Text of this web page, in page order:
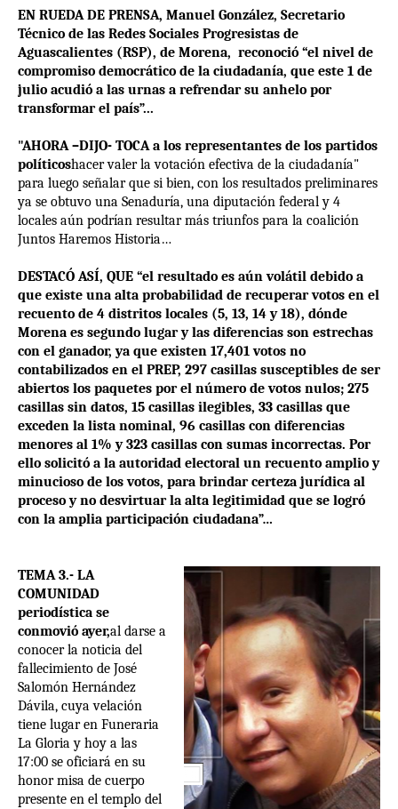
EN RUEDA DE PRENSA, Manuel González, Secretario
Técnico de las Redes Sociales Progresistas de
Aguascalientes (RSP), de Morena, reconoció “el nivel de
compromiso democrático de la ciudadanía, que este 1 de
julio acudió a las urnas a refrendar su anhelo por
transformar el país”...
"AHORA –DIJO- TOCA a los representantes de los partidos
políticoshacer valer la votación efectiva de la ciudadanía"
para luego señalar que si bien, con los resultados preliminares
ya se obtuvo una Senaduría, una diputación federal y 4
locales aún podrían resultar más triunfos para la coalición
Juntos Haremos Historia…
DESTACÓ ASÍ, QUE “el resultado es aún volátil debido a
que existe una alta probabilidad de recuperar votos en el
recuento de 4 distritos locales (5, 13, 14 y 18), dónde
Morena es segundo lugar y las diferencias son estrechas
con el ganador, ya que existen 17,401 votos no
contabilizados en el PREP, 297 casillas susceptibles de ser
abiertos los paquetes por el número de votos nulos; 275
casillas sin datos, 15 casillas ilegibles, 33 casillas que
exceden la lista nominal, 96 casillas con diferencias
menores al 1% y 323 casillas con sumas incorrectas. Por
ello solicitó a la autoridad electoral un recuento amplio y
minucioso de los votos, para brindar certeza jurídica al
proceso y no desvirtuar la alta legitimidad que se logró
con la amplia participación ciudadana”…
TEMA 3.- LA
COMUNIDAD
periodística se
conmovió ayer,al darse a
conocer la noticia del
fallecimiento de José
Salomón Hernández
Dávila, cuya velación
tiene lugar en Funeraria
La Gloria y hoy a las
17:00 se oficiará en su
honor misa de cuerpo
presente en el templo del